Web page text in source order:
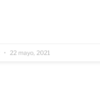
22 mayo, 2021